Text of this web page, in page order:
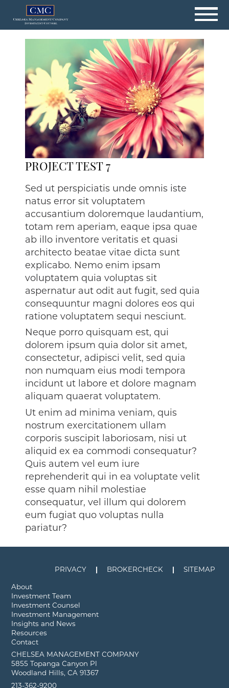
content
PROJECT TEST 7
Sed ut perspiciatis unde omnis iste
natus error sit voluptatem
accusantium doloremque laudantium,
totam rem aperiam, eaque ipsa quae
ab illo inventore veritatis et quasi
architecto beatae vitae dicta sunt
explicabo. Nemo enim ipsam
voluptatem quia voluptas sit
aspernatur aut odit aut fugit, sed quia
consequuntur magni dolores eos qui
ratione voluptatem sequi nesciunt.
Neque porro quisquam est, qui
dolorem ipsum quia dolor sit amet,
consectetur, adipisci velit, sed quia
non numquam eius modi tempora
incidunt ut labore et dolore magnam
aliquam quaerat voluptatem.
Ut enim ad minima veniam, quis
nostrum exercitationem ullam
corporis suscipit laboriosam, nisi ut
aliquid ex ea commodi consequatur?
Quis autem vel eum iure
reprehenderit qui in ea voluptate velit
esse quam nihil molestiae
consequatur, vel illum qui dolorem
eum fugiat quo voluptas nulla
pariatur?
PRIVACY BROKERCHECK SITEMAP
About
Investment Team
Investment Counsel
Investment Management
Insights and News
Resources
Contact
CHELSEA MANAGEMENT COMPANY
5855 Topanga Canyon Pl
Woodland Hills, CA 91367
213-362-9200